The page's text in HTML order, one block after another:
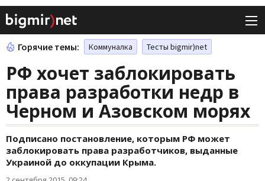
Горячие темы: Коммуналка Тесты bigmir)net
РФ хочет заблокировать
права разработки недр в
Черном и Азовском морях
Подписано постановление, которым РФ может
заблокировать права разработчиков, выданные
Украиной до оккупации Крыма.